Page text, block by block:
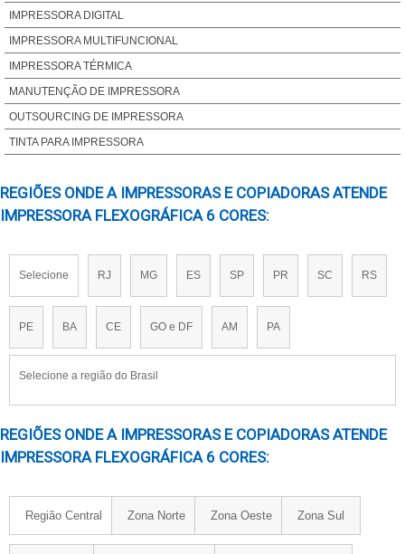
IMPRESSORA ROTATIVA OFFSET A VENDA
IMPRESSORA ROTATIVA OFFSET PREÇO
COMPRAR IMPRESSORA ROTATIVA OFFSET
IMPRESSORA OFFSET PEQUENO PORTE
IMPRESSORA ROTATIVA
IMPRESSORA OFFSET DIGITAL
IMPRESSORA ROTATIVA PARA JORNAL
IMPRESSORA CORTE E VINCO ROTATIVA PREÇO
MAQUINA IMPRESSORA ROTATIVA
IMPRESSORA OFFSET DE MESA COLORIDA
IMPRESSORA OFFSET BICOLOR
IMPRESSORA OFFSET 8 CORES
IMPRESSORA OFFSET 4 CORES A VENDA
IMPRESSORA DIGITAL
IMPRESSORA MULTIFUNCIONAL
IMPRESSORA TÉRMICA
MANUTENÇÃO DE IMPRESSORA
OUTSOURCING DE IMPRESSORA
TINTA PARA IMPRESSORA
REGIÕES ONDE A IMPRESSORAS E COPIADORAS ATENDE
IMPRESSORA FLEXOGRÁFICA 6 CORES:
Selecione RJ MG ES SP PR SC RS
PE BA CE GO e DF AM PA
Selecione a região do Brasil
REGIÕES ONDE A IMPRESSORAS E COPIADORAS ATENDE
IMPRESSORA FLEXOGRÁFICA 6 CORES:
Região Central Zona Norte Zona Oeste Zona Sul